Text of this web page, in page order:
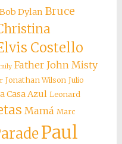
Bob Dylan Bruce
Costello
Father John Misty
Jonathan Wilson Julio
Casa Azul Leonard
Mamá Marc
Paul